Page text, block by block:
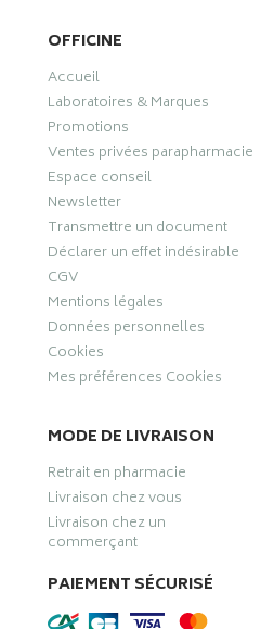
OFFICINE
Accueil
Laboratoires & Marques
Promotions
Ventes privées parapharmacie
Espace conseil
Newsletter
Transmettre un document
Déclarer un effet indésirable
CGV
Mentions légales
Données personnelles
Cookies
Mes préférences Cookies
MODE DE LIVRAISON
Retrait en pharmacie
Livraison chez vous
Livraison chez un
commerçant
PAIEMENT SÉCURISÉ